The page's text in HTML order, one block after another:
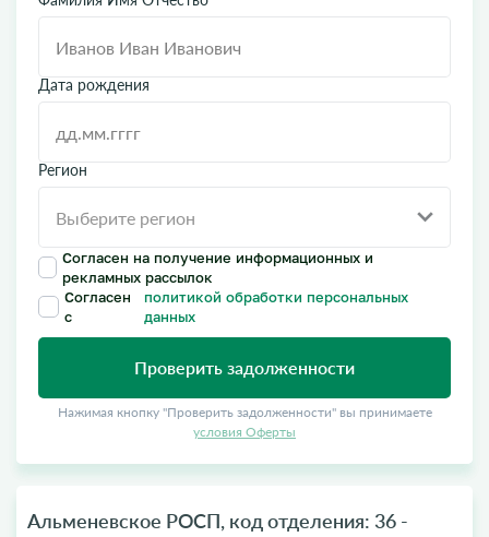
Дата рождения
Регион
Согласен на получение информационных и
рекламных рассылок
Согласен
с
политикой обработки персональных
данных
Проверить задолженности
Нажимая кнопку "Проверить задолженности" вы принимаете
условия Оферты
Альменевское РОСП, код отделения: 36 -